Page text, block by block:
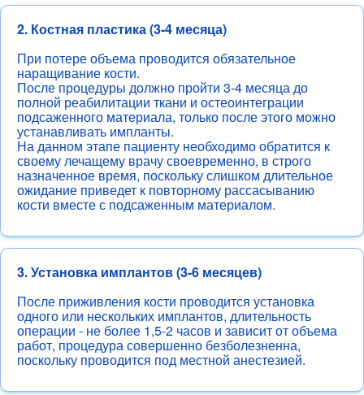
2. Костная пластика (3-4 месяца)
При потере объема проводится обязательное
наращивание кости.
После процедуры должно пройти 3-4 месяца до
полной реабилитации ткани и остеоинтеграции
подсаженного материала, только после этого можно
устанавливать импланты.
На данном этапе пациенту необходимо обратится к
своему лечащему врачу своевременно, в строго
назначенное время, поскольку слишком длительное
ожидание приведет к повторному рассасыванию
кости вместе с подсаженным материалом.
3. Установка имплантов (3-6 месяцев)
После приживления кости проводится установка
одного или нескольких имплантов, длительность
операции - не более 1,5-2 часов и зависит от объема
работ, процедура совершенно безболезненна,
поскольку проводится под местной анестезией.